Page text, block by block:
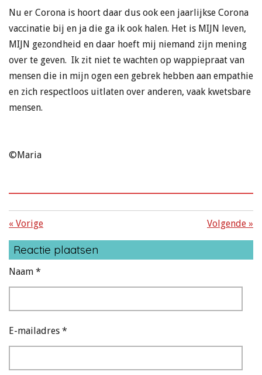
Nu er Corona is hoort daar dus ook een jaarlijkse Corona
vaccinatie bij en ja die ga ik ook halen. Het is MIJN leven,
MIJN gezondheid en daar hoeft mij niemand zijn mening
over te geven. Ik zit niet te wachten op wappiepraat van
mensen die in mijn ogen een gebrek hebben aan empathie
en zich respectloos uitlaten over anderen, vaak kwetsbare
mensen.
©Maria
« Vorige Volgende »
Reactie plaatsen
Naam *
E-mailadres *